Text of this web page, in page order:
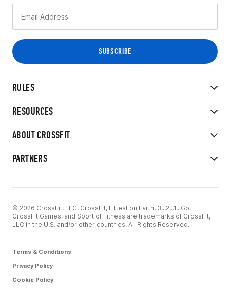
RULES
RESOURCES
ABOUT CROSSFIT
PARTNERS
© 2026 CrossFit, LLC. CrossFit, Fittest on Earth, 3...2...1...Go!
CrossFit Games, and Sport of Fitness are trademarks of CrossFit,
LLC in the U.S. and/or other countries. All Rights Reserved.
Terms & Conditions
Privacy Policy
Cookie Policy